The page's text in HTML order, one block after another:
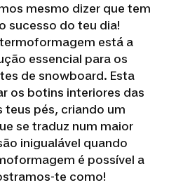
mesmo dizer que tem
sucesso do teu dia!
está a
essencial para os
de snowboard. Esta
os botins interiores das
pés, criando um
se traduz num maior
inigualável quando
é possível a
te como!